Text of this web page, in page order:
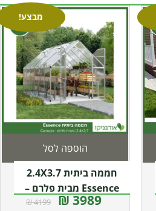
מבצע!
חממה ביתית 2.4X3.7
Essence מבית פלרם –
Canopia
3989 ₪
4199 ₪
הוספה לסל